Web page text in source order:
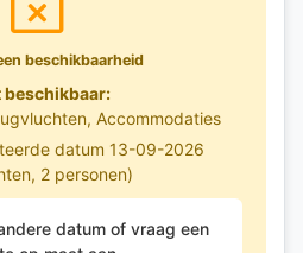
beschikbaarheid
beschikbaar:
Accommodaties
datum 13-09-2026
2 personen)
datum of vraag een